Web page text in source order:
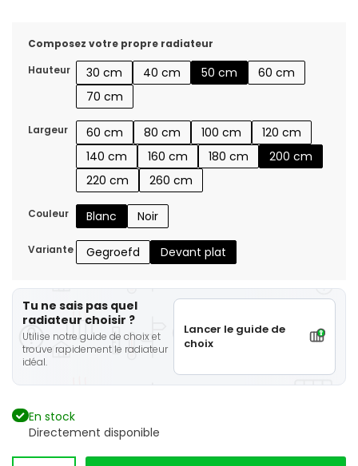
Composez votre propre radiateur
Hauteur
30 cm 40 cm 50 cm
60 cm
70 cm
Largeur 60 cm 80 cm 100 cm
120 cm
140 cm
160 cm 180 cm
200 cm
220 cm
260 cm
Couleur Blanc Noir
Variante Gegroefd Devant plat
Tu ne sais pas quel
radiateur choisir ?
Utilise notre guide de choix et
trouve rapidement le radiateur
idéal.
Lancer le guide de
choix
En stock
Directement disponible